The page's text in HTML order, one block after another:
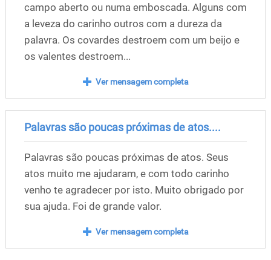
campo aberto ou numa emboscada. Alguns com
a leveza do carinho outros com a dureza da
palavra. Os covardes destroem com um beijo e
os valentes destroem...
Ver mensagem completa
Palavras são poucas próximas de atos....
Palavras são poucas próximas de atos. Seus
atos muito me ajudaram, e com todo carinho
venho te agradecer por isto. Muito obrigado por
sua ajuda. Foi de grande valor.
Ver mensagem completa